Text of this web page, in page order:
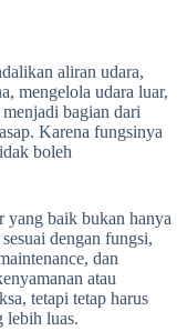
aliran udara,
mengelola udara luar,
bagian dari
Karena fungsinya
boleh
yang baik bukan hanya
dengan fungsi,
dan
atau
tetapi tetap harus
lebih luas.